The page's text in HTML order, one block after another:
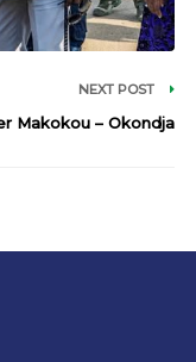
NEXT POST
Makokou – Okondja